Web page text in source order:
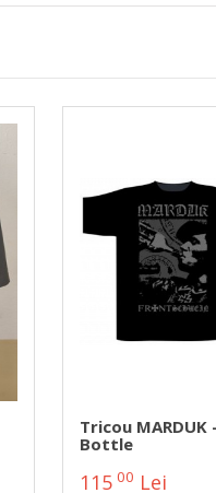
Tricou
Bottle
115 00 Lei